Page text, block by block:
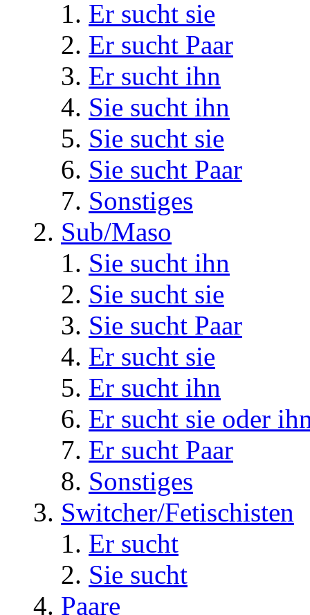
Er sucht sie
Er sucht Paar
Er sucht ihn
Sie sucht ihn
Sie sucht sie
Sie sucht Paar
Sonstiges
Sub/Maso
Sie sucht ihn
Sie sucht sie
Sie sucht Paar
Er sucht sie
Er sucht ihn
Er sucht sie oder
Er sucht Paar
Sonstiges
Switcher/Fetischisten
Er sucht
Sie sucht
Paare